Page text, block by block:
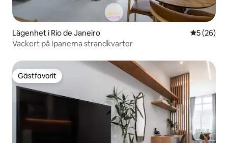
Lägenhet i Rio de Janeiro 5 av 5 i
5 (26)
Vackert på Ipanema strandkvarter
Gästfavorit
Gästfavorit